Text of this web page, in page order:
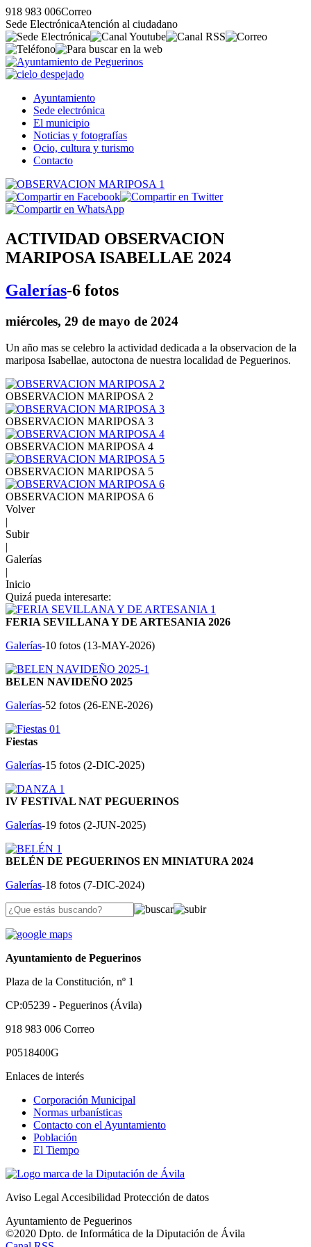
918 983 006Correo
Sede ElectrónicaAtención al ciudadano
Ayuntamiento
Sede electrónica
El municipio
Noticias y fotografías
Ocio, cultura y turismo
Contacto
ACTIVIDAD OBSERVACION
MARIPOSA ISABELLAE 2024
Galerías-6 fotos
miércoles, 29 de mayo de 2024
Un año mas se celebro la actividad dedicada a la observacion de la
mariposa Isabellae, autoctona de nuestra localidad de Peguerinos.
OBSERVACION MARIPOSA 2
OBSERVACION MARIPOSA 3
OBSERVACION MARIPOSA 4
OBSERVACION MARIPOSA 5
OBSERVACION MARIPOSA 6
Volver
|
Subir
|
Galerías
|
Inicio
Quizá pueda interesarte:
FERIA SEVILLANA Y DE ARTESANIA 2026
Galerías-10 fotos (13-MAY-2026)
BELEN NAVIDEÑO 2025
Galerías-52 fotos (26-ENE-2026)
Fiestas
Galerías-15 fotos (2-DIC-2025)
IV FESTIVAL NAT PEGUERINOS
Galerías-19 fotos (2-JUN-2025)
BELÉN DE PEGUERINOS EN MINIATURA 2024
Galerías-18 fotos (7-DIC-2024)
Ayuntamiento de Peguerinos
Plaza de la Constitución, nº 1
CP:05239 - Peguerinos (Ávila)
918 983 006 Correo
P0518400G
Enlaces de interés
Corporación Municipal
Normas urbanísticas
Contacto con el Ayuntamiento
Población
El Tiempo
Aviso LegalAccesibilidad Protección de datos
Ayuntamiento de Peguerinos
©2020 Dpto. de Informática de la Diputación de Ávila